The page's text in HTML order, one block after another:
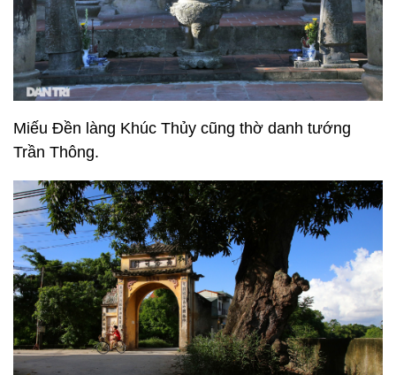
Miếu Đền làng Khúc Thủy cũng thờ danh tướng
Trần Thông.